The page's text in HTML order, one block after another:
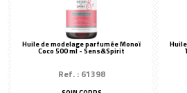
Huile de modelage parfumée Monoï
Coco 500 ml - Sens&Spirit
Ref. : 61398